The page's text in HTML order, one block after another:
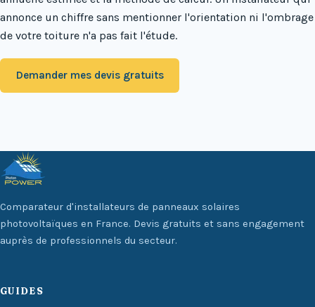
annonce un chiffre sans mentionner l'orientation ni l'ombrage
de votre toiture n'a pas fait l'étude.
Demander mes devis gratuits
Comparateur d'installateurs de panneaux solaires
photovoltaïques en France. Devis gratuits et sans engagement
auprès de professionnels du secteur.
GUIDES